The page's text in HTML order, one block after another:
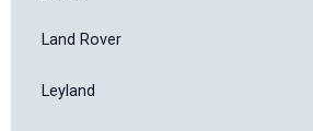
Land Rover
Leyland